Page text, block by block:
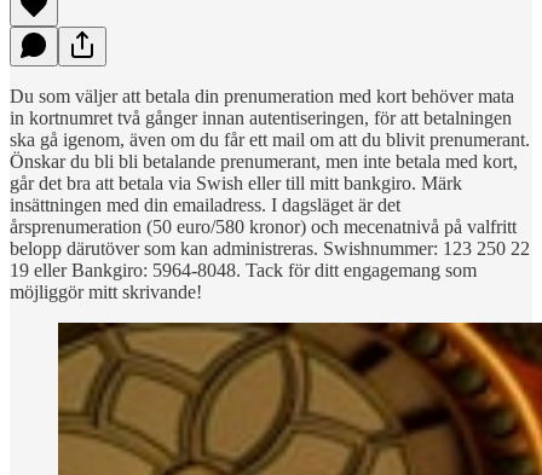
Du som väljer att betala din prenumeration med kort behöver mata
in kortnumret två gånger innan autentiseringen, för att betalningen
ska gå igenom, även om du får ett mail om att du blivit prenumerant.
Önskar du bli bli betalande prenumerant, men inte betala med kort,
går det bra att betala via Swish eller till mitt bankgiro. Märk
insättningen med din emailadress. I dagsläget är det
årsprenumeration (50 euro/580 kronor) och mecenatnivå på valfritt
belopp därutöver som kan administreras. Swishnummer: 123 250 22
19 eller Bankgiro: 5964-8048. Tack för ditt engagemang som
möjliggör mitt skrivande!